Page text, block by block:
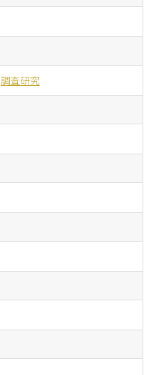
調査研究